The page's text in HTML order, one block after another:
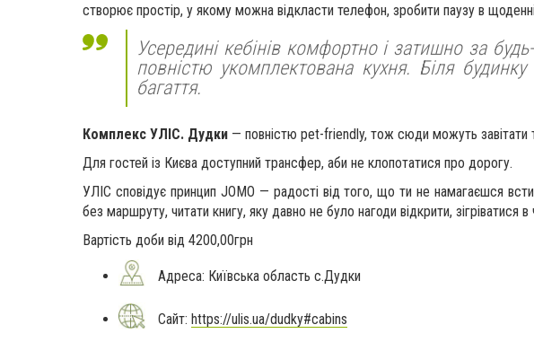
створює простір, у якому можна відкласти телефон, зробити паузу в
Усередині кебінів комфортно і затишно за
повністю укомплектована кухня. Біля
багаття.
Комплекс УЛІС. Дудки — повністю pet-friendly, тож сюди можуть завітати
Для гостей із Києва доступний трансфер, аби не клопотатися про дорогу.
УЛІС сповідує принцип JOMO — радості від того, що ти не намагаєшся
без маршруту, читати книгу, яку давно не було нагоди відкрити, зігріватися
Вартість доби від 4200,00грн
Адреса: Київська область с.Дудки
Сайт: https://ulis.ua/dudky#cabins